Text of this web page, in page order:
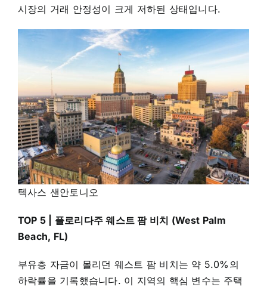
시장의 거래 안정성이 크게 저하된 상태입니다.
텍사스 샌안토니오
TOP 5 | 플로리다주 웨스트 팜 비치 (West Palm
Beach, FL)
부유층 자금이 몰리던 웨스트 팜 비치는 약 5.0%의
하락률을 기록했습니다. 이 지역의 핵심 변수는 주택